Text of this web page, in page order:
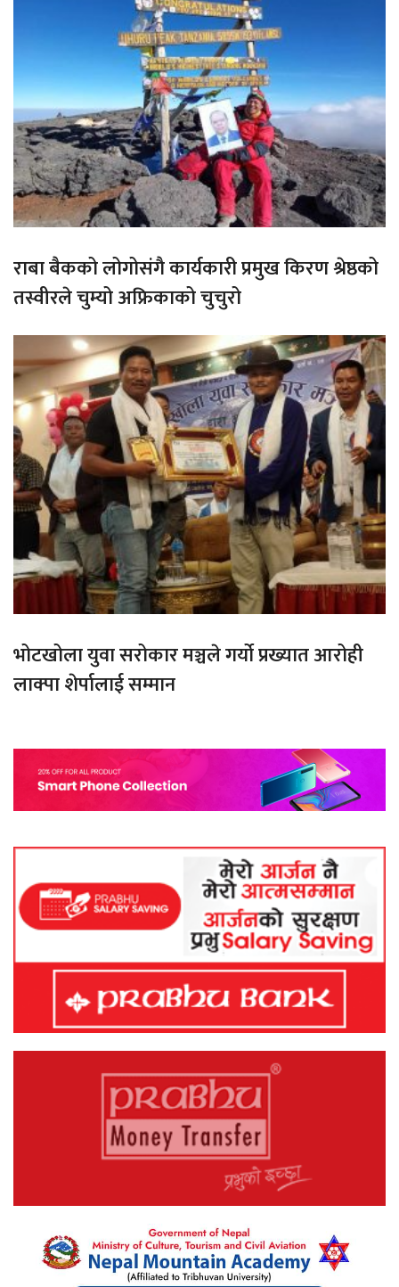
राबा बैकको लोगोसंगै कार्यकारी प्रमुख किरण श्रेष्ठको
तस्वीरले चुम्यो अफ्रिकाको चुचुरो
भोटखोला युवा सरोकार मञ्चले गर्यो प्रख्यात आरोही
लाक्पा शेर्पालाई सम्मान